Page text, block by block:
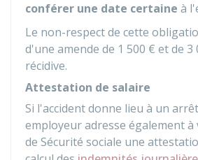
conférer une date certaine à
Le non-respect de cette
d'une amende de 1 500 € et de 3
récidive.
Attestation de salaire
Si l'accident donne lieu à un
employeur adresse également
de Sécurité sociale une